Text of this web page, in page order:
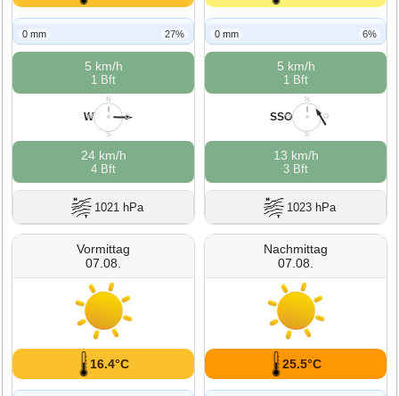
0 mm 27%
5 km/h
1 Bft
N
O
S
W
W
24 km/h
4 Bft
1021 hPa
0 mm 6%
5 km/h
1 Bft
N
O
S
W
SSO
13 km/h
3 Bft
1023 hPa
Vormittag
07.08.
16.4°C
Nachmittag
07.08.
25.5°C